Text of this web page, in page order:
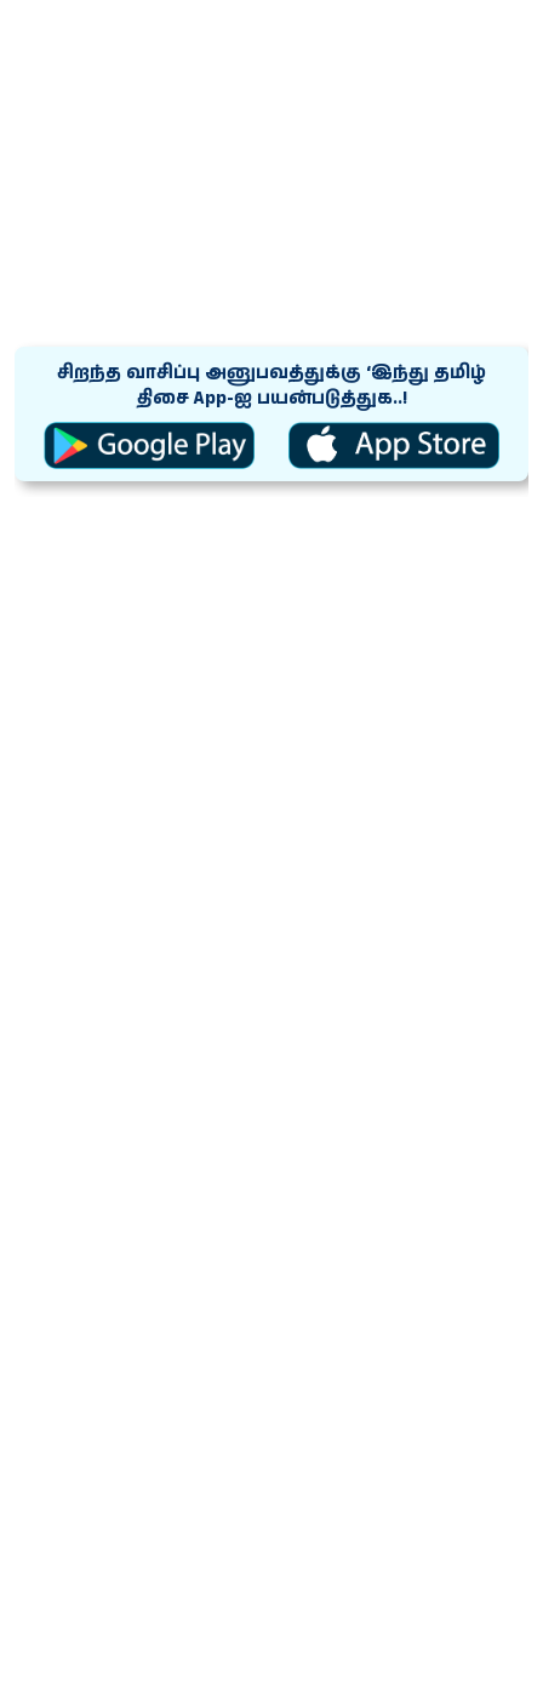
சிறந்த வாசிப்பு அனுபவத்துக்கு ‘இந்து தமிழ்
திசை App-ஐ பயன்படுத்துக..!